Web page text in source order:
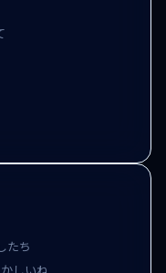
たち